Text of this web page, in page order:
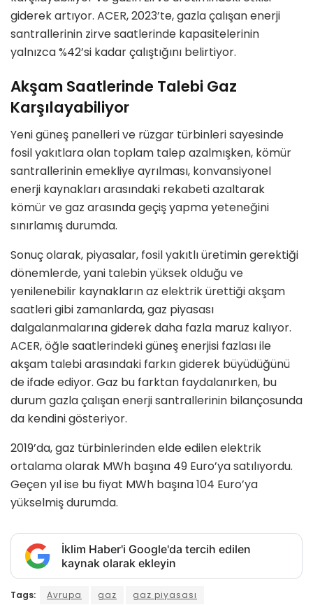
giderek artıyor. ACER, 2023’te, gazla çalışan enerji
santrallerinin zirve saatlerinde kapasitelerinin
yalnızca %42’si kadar çalıştığını belirtiyor.
Akşam Saatlerinde Talebi Gaz
Karşılayabiliyor
Yeni güneş panelleri ve rüzgar türbinleri sayesinde
fosil yakıtlara olan toplam talep azalmışken, kömür
santrallerinin emekliye ayrılması, konvansiyonel
enerji kaynakları arasındaki rekabeti azaltarak
kömür ve gaz arasında geçiş yapma yeteneğini
sınırlamış durumda.
Sonuç olarak, piyasalar, fosil yakıtlı üretimin gerektiği
dönemlerde, yani talebin yüksek olduğu ve
yenilenebilir kaynakların az elektrik ürettiği akşam
saatleri gibi zamanlarda, gaz piyasası
dalgalanmalarına giderek daha fazla maruz kalıyor.
ACER, öğle saatlerindeki güneş enerjisi fazlası ile
akşam talebi arasındaki farkın giderek büyüdüğünü
de ifade ediyor. Gaz bu farktan faydalanırken, bu
durum gazla çalışan enerji santrallerinin bilançosunda
da kendini gösteriyor.
2019’da, gaz türbinlerinden elde edilen elektrik
ortalama olarak MWh başına 49 Euro’ya satılıyordu.
Geçen yıl ise bu fiyat MWh başına 104 Euro’ya
yükselmiş durumda.
İklim Haber'i Google'da tercih edilen
kaynak olarak ekleyin
Tags: Avrupa gaz gaz piyasası